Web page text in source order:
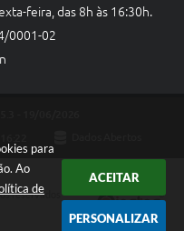
para
Ao
de
ACEITAR
PERSONALIZAR
feira, das 8h às 16:30h.
0001-02
reservados -